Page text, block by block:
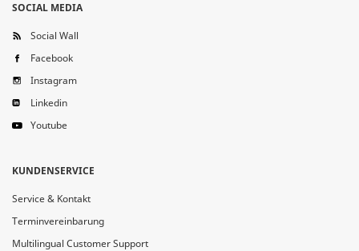
SOCIAL MEDIA
Social Wall
Facebook
Instagram
Linkedin
Youtube
KUNDENSERVICE
Service & Kontakt
Terminvereinbarung
Multilingual Customer Support